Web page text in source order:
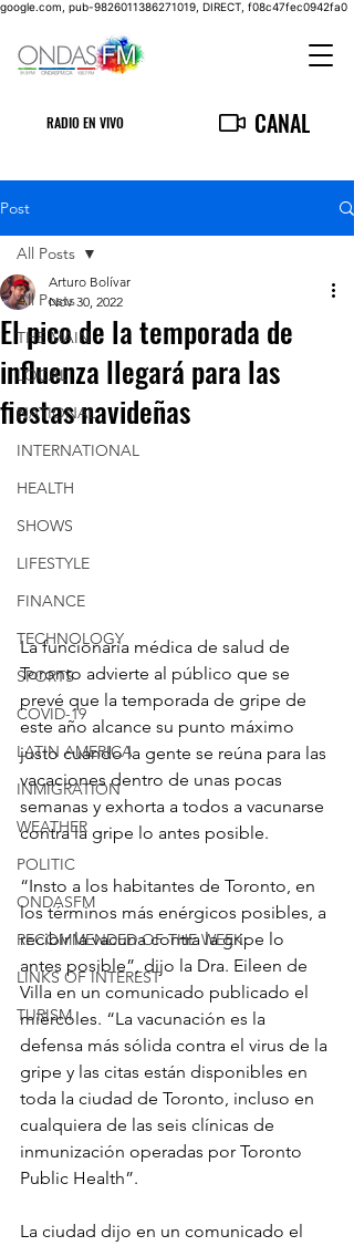
google.com, pub-9826011386271019, DIRECT, f08c47fec0942fa0
RADIO EN VIVO CANAL
Post
All Posts
THE MAIN
LOCAL
NATIONAL
INTERNATIONAL
HEALTH
SHOWS
LIFESTYLE
FINANCE
TECHNOLOGY
SPORTS
COVID-19
LATIN AMERICA
INMIGRATION
WEATHER
POLITIC
ONDASFM
RECOMMENDED OF THE WEEK
LINKS OF INTEREST
TURISM
All Posts
El pico de la temporada de
influenza llegará para las
fiestas navideñas
Arturo Bolívar
Nov 30, 2022
La funcionaria médica de salud de
Toronto advierte al público que se
prevé que la temporada de gripe de
este año alcance su punto máximo
justo cuando la gente se reúna para las
vacaciones dentro de unas pocas
semanas y exhorta a todos a vacunarse
contra la gripe lo antes posible.
“Insto a los habitantes de Toronto, en
los términos más enérgicos posibles, a
recibir la vacuna contra la gripe lo
antes posible”, dijo la Dra. Eileen de
Villa en un comunicado publicado el
miércoles. “La vacunación es la
defensa más sólida contra el virus de la
gripe y las citas están disponibles en
toda la ciudad de Toronto, incluso en
cualquiera de las seis clínicas de
inmunización operadas por Toronto
Public Health”.
La ciudad dijo en un comunicado el